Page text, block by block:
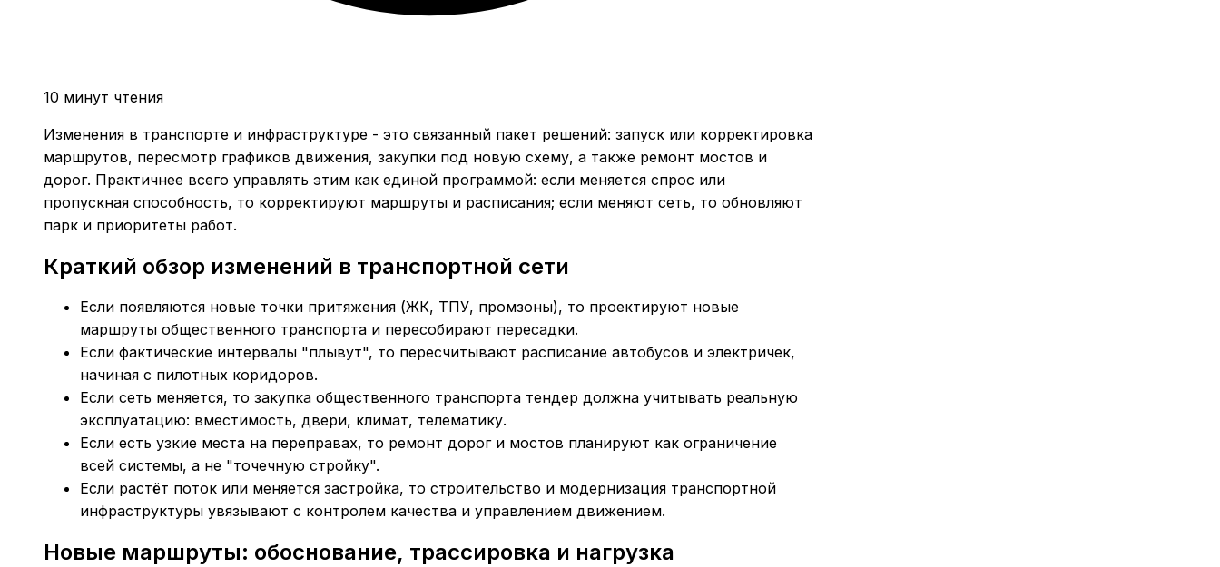
10 минут чтения
Изменения в транспорте и инфраструктуре - это связанный пакет решений: запуск или корректировка
маршрутов, пересмотр графиков движения, закупки под новую схему, а также ремонт мостов и
дорог. Практичнее всего управлять этим как единой программой: если меняется спрос или
пропускная способность, то корректируют маршруты и расписания; если меняют сеть, то обновляют
парк и приоритеты работ.
Краткий обзор изменений в транспортной сети
Если появляются новые точки притяжения (ЖК, ТПУ, промзоны), то проектируют новые
маршруты общественного транспорта и пересобирают пересадки.
Если фактические интервалы "плывут", то пересчитывают расписание автобусов и электричек,
начиная с пилотных коридоров.
Если сеть меняется, то закупка общественного транспорта тендер должна учитывать реальную
эксплуатацию: вместимость, двери, климат, телематику.
Если есть узкие места на переправах, то ремонт дорог и мостов планируют как ограничение
всей системы, а не "точечную стройку".
Если растёт поток или меняется застройка, то строительство и модернизация транспортной
инфраструктуры увязывают с контролем качества и управлением движением.
Новые маршруты: обоснование, трассировка и нагрузка